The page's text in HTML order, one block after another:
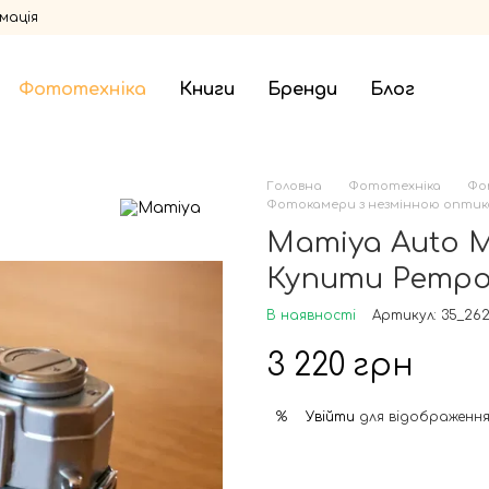
Фототехніка Книги Бренди Блог
Головна Фототехніка
Фотокамери з незмінною
Mamiya Auto
Купити
В наявності Артикул:
3 220 грн
% Увійти для